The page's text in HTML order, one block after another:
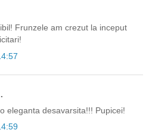
Frunzele am crezut la inceput
eleganta desavarsita!!! Pupicei!